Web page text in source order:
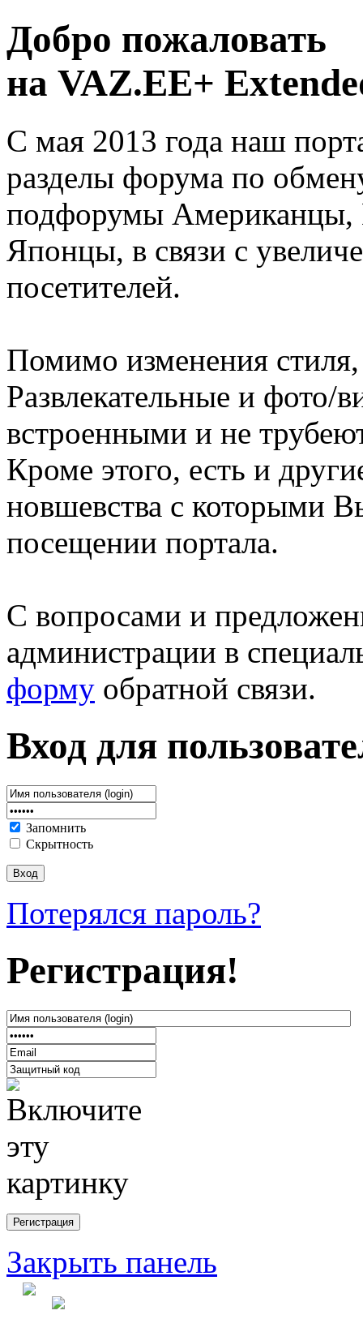
Добро пожаловать
на VAZ.EE+
С мая 2013 года наш
разделы форума по
подфорумы
Японцы, в связи с
посетителей.
Помимо изменения
Развлекательные и фото/
встроенными и не
Кроме этого, есть и
новшевства с которыми
посещении портала.
С вопросами и
администрации в
форму обратной связи.
Вход для
Запомнить
Скрытность
Потерялся пароль?
Регистрация!
Закрыть панель